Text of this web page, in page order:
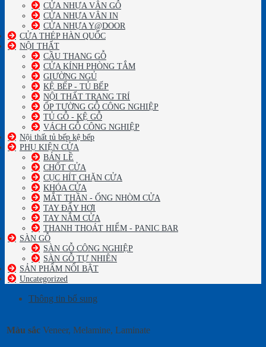
CỬA NHỰA VÂN GỖ
CỬA NHỰA VÂN IN
CỬA NHỰA Y@DOOR
CỬA THÉP HÀN QUỐC
NỘI THẤT
CẦU THANG GỖ
CỬA KÍNH PHÒNG TẮM
GIƯỜNG NGỦ
KỆ BẾP - TỦ BẾP
NỘI THẤT TRANG TRÍ
ỐP TƯỜNG GỖ CÔNG NGHIỆP
TỦ GỖ - KỆ GỖ
VÁCH GỖ CÔNG NGHIỆP
Nội thất tủ bếp kệ bếp
PHỤ KIỆN CỬA
BẢN LỀ
CHỐT CỬA
CỤC HÍT CHẶN CỬA
KHÓA CỬA
MẮT THẦN - ỐNG NHÒM CỬA
TAY ĐẨY HƠI
TAY NẮM CỬA
THANH THOÁT HIỂM - PANIC BAR
SÀN GỖ
SÀN GỖ CÔNG NGHIỆP
SÀN GỖ TỰ NHIÊN
SẢN PHẨM NỔI BẬT
Uncategorized
Thông tin bổ sung
Màu sắc Veneer, Melamine, Laminate